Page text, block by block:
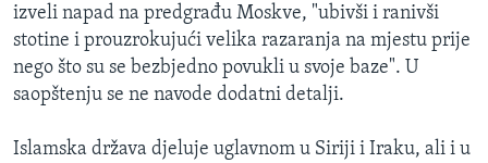
izveli napad na predgrađu Moskve, "ubivši i ranivši
stotine i prouzrokujući velika razaranja na mjestu prije
nego što su se bezbjedno povukli u svoje baze". U
saopštenju se ne navode dodatni detalji.
Islamska država djeluje uglavnom u Siriji i Iraku, ali i u